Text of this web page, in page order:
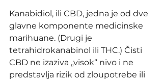
Kanabidiol, ili CBD, jedna je od dve
glavne komponente medicinske
marihuane. (Drugi je
tetrahidrokanabinol ili THC.) Čisti
CBD ne izaziva „visok“ nivo i ne
predstavlja rizik od zloupotrebe ili